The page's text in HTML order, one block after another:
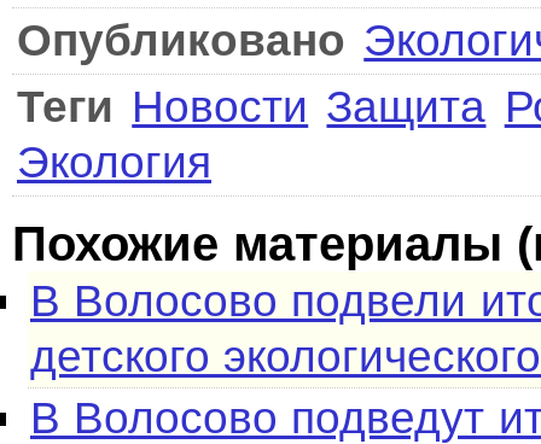
Опубликовано
Теги Новости Защита
Экология
Похожие материалы
В Волосово подвели
детского
В Волосово подведут